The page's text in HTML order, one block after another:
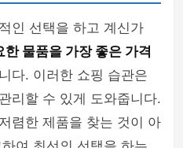
인 선택을 하고 계신가
한 물품을 가장 좋은 가격
다. 이러한 쇼핑 습관은
리할 수 있게 도와줍니다.
렴한 제품을 찾는 것이 아